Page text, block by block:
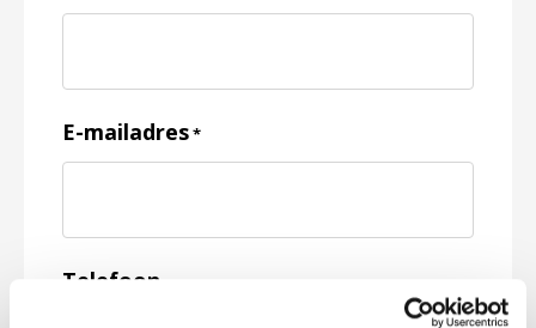
E-mailadres*
Telefoon